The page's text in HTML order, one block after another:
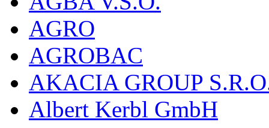
AGRO
AGROBAC
AKACIA GROUP
Albert Kerbl GmbH